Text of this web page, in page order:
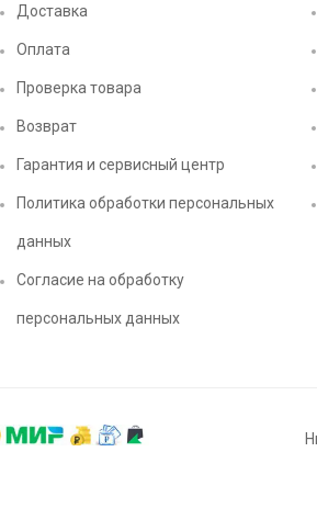
Доставка
Оплата
Проверка товара
Возврат
Гарантия и сервисный центр
Политика обработки персональных
данных
Согласие на обработку
персональных данных